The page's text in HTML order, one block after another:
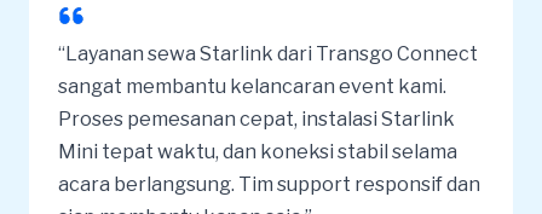
“Layanan sewa Starlink dari Transgo Connect
sangat membantu kelancaran event kami.
Proses pemesanan cepat, instalasi Starlink
Mini tepat waktu, dan koneksi stabil selama
acara berlangsung. Tim support responsif dan